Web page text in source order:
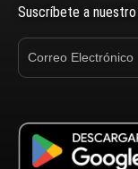
Suscríbete a